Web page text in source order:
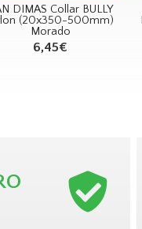
DIMAS Collar BULLY
(20x350-500mm)
Morado
6,45€